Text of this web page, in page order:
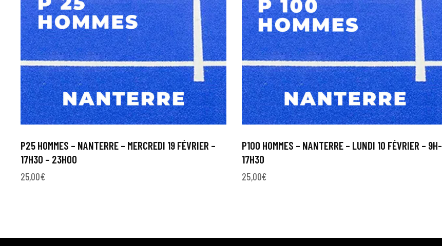
P25 HOMMES – NANTERRE – MERCREDI 19 FÉVRIER –
17H30 – 23H00
25,00€
P100 HOMMES – NANTERRE – LUNDI 10 FÉVRIER – 9H-
17H30
25,00€